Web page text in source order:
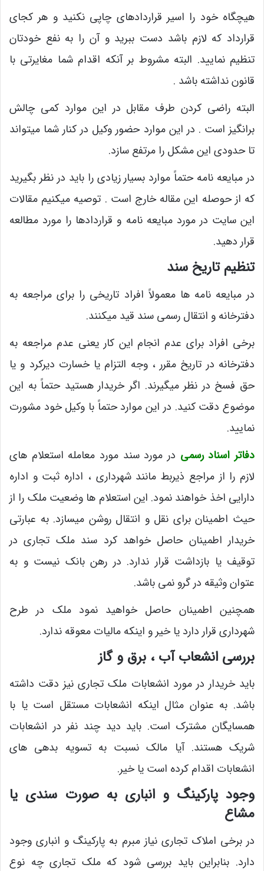
هیچگاه خود را اسیر قراردادهای چاپی نکنید و هر کجای
قرارداد که لازم باشد دست ببرید و آن را به نفع خودتان
تنظیم نمایید. البته مشروط بر آنکه اقدام شما مغایرتی با
قانون نداشته باشد .
البته راضی کردن طرف مقابل در این موارد کمی چالش
برانگیز است . در این موارد حضور وکیل در کنار شما میتواند
تا حدودی این مشکل را مرتفع سازد.
در مبایعه نامه حتماً موارد بسیار زیادی را باید در نظر بگیرید
که از حوصله این مقاله خارج است . توصیه میکنیم مقالات
این سایت در مورد مبایعه نامه و قراردادها را مورد مطالعه
قرار دهید.
تنظیم تاریخ سند
در مبایعه نامه ها معمولاً افراد تاریخی را برای مراجعه به
دفترخانه و انتقال رسمی سند قید میکنند.
برخی افراد برای عدم انجام این کار یعنی عدم مراجعه به
دفترخانه در تاریخ مقرر ، وجه التزام یا خسارت دیرکرد و یا
حق فسخ در نظر میگیرند. اگر خریدار هستید حتماً به این
موضوع دقت کنید. در این موارد حتماً با وکیل خود مشورت
نمایید.
دفاتر اسناد رسمی در مورد سند مورد معامله استعلام های
لازم را از مراجع ذیربط مانند شهرداری ، اداره ثبت و اداره
دارایی اخذ خواهند نمود. این استعلام ها وضعیت ملک را از
حیث اطمینان برای نقل و انتقال روشن میسازد. به عبارتی
خریدار اطمینان حاصل خواهد کرد سند ملک تجاری در
توقیف یا بازداشت قرار ندارد. در رهن بانک نیست و به
عتوان وثیقه در گرو نمی باشد.
همچنین اطمینان حاصل خواهید نمود ملک در طرح
شهرداری قرار دارد یا خیر و اینکه مالیات معوقه ندارد.
بررسی انشعاب آب ، برق و گاز
باید خریدار در مورد انشعابات ملک تجاری نیز دقت داشته
باشد. به عنوان مثال اینکه انشعابات مستقل است یا با
همسایگان مشترک است. باید دید چند نفر در انشعابات
شریک هستند. آیا مالک نسبت به تسویه بدهی های
انشعابات اقدام کرده است یا خیر.
وجود پارکینگ و انباری به صورت سندی یا
مشاع
در برخی املاک تجاری نیاز مبرم به پارکینگ و انباری وجود
دارد. بنابراین باید بررسی شود که ملک تجاری چه نوع